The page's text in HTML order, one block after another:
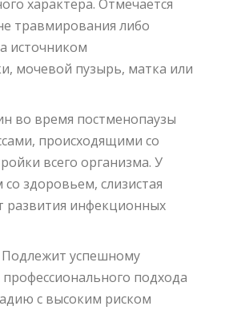
характера. Отмечается
травмирования либо
источником
мочевой пузырь, матка или
во время постменопаузы
происходящими со
всего организма. У
здоровьем, слизистая
развития инфекционных
Подлежит успешному
подхода
с высоким риском